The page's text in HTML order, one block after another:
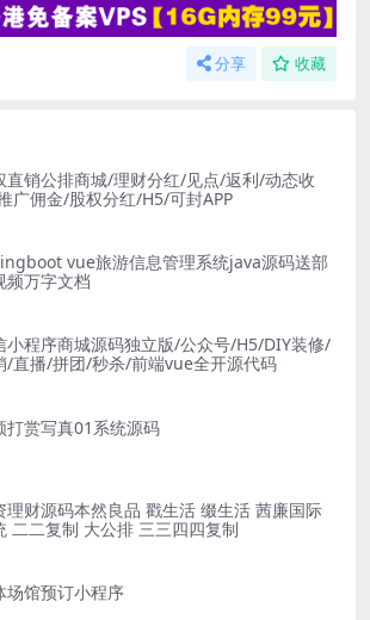
分享 收藏
直销公排商城/理财分红/见点/返利/动态收
广佣金/股权分红/H5/可封APP
vue旅游信息管理系统java源码送部
频万字文档
小程序商城源码独立版/公众号/H5/DIY装修/
/直播/拼团/秒杀/前端vue全开源代码
打赏写真01系统源码
理财源码本然良品 戳生活 缀生活 茜廉国际
二二复制 大公排 三三四四复制
场馆预订小程序